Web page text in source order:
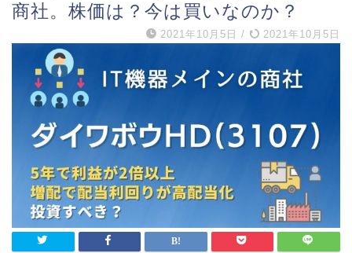
商社。株価は？今は買いなのか？
2021年10月5日 / 2021年10月5日